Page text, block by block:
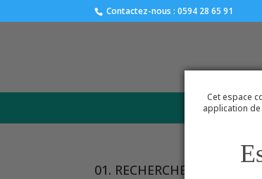
Contactez-nous : 0594 28 65 91
01. RECHERCHE
Cet espace
application